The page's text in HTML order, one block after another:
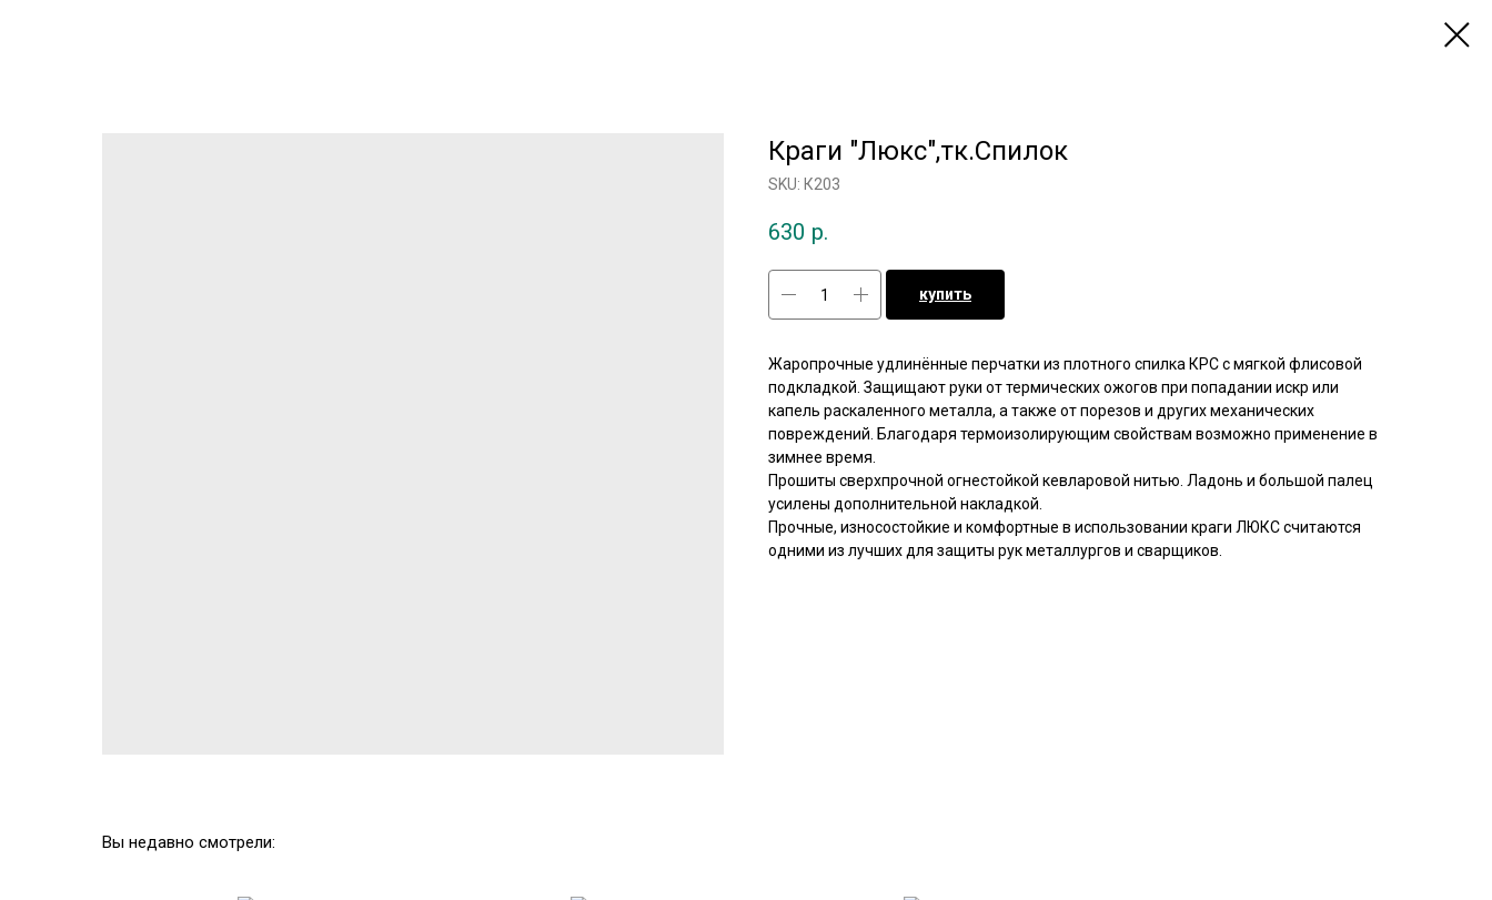
Краги "Люкс",тк.Спилок
SKU: К203
630 р.
купить
Жаропрочные удлинённые перчатки из плотного спилка КРС с мягкой флисовой
подкладкой. Защищают руки от термических ожогов при попадании искр или
капель раскаленного металла, а также от порезов и других механических
повреждений. Благодаря термоизолирующим свойствам возможно применение в
зимнее время.
Прошиты сверхпрочной огнестойкой кевларовой нитью. Ладонь и большой палец
усилены дополнительной накладкой.
Прочные, износостойкие и комфортные в использовании краги ЛЮКС считаются
одними из лучших для защиты рук металлургов и сварщиков.
Вы недавно смотрели: